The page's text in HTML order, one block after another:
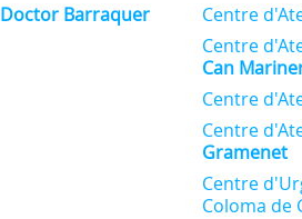
Doctor Barraquer
Centre
Centre
Can
Centre
Centre
Gramenet
Centre
Coloma de